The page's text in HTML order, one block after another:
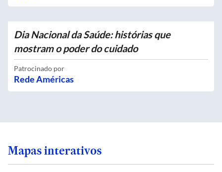
Dia Nacional da Saúde: histórias que
mostram o poder do cuidado
Patrocinado por
Rede Américas
Mapas interativos